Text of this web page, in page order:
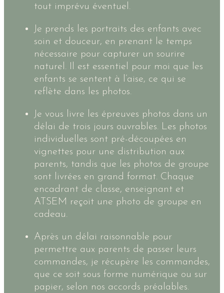
tout imprévu éventuel.
Je prends les portraits des enfants avec
soin et douceur, en prenant le temps
nécessaire pour capturer un sourire
naturel. Il est essentiel pour moi que les
enfants se sentent à l’aise, ce qui se
reflète dans les photos.
Je vous livre les épreuves photos dans un
délai de trois jours ouvrables. Les photos
individuelles sont pré-découpées en
vignettes pour une distribution aux
parents, tandis que les photos de groupe
sont livrées en grand format. Chaque
encadrant de classe, enseignant et
ATSEM reçoit une photo de groupe en
cadeau.
Après un délai raisonnable pour
permettre aux parents de passer leurs
commandes, je récupère les commandes,
que ce soit sous forme numérique ou sur
papier, selon nos accords préalables.